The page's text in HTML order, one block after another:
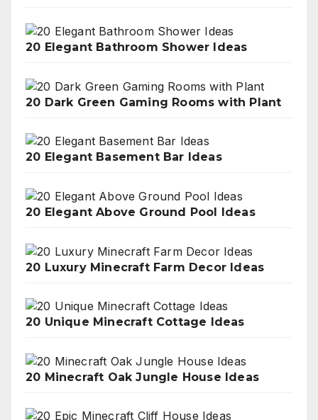
20 Elegant Bathroom Shower Ideas
20 Dark Green Gaming Rooms with Plant
20 Elegant Basement Bar Ideas
20 Elegant Above Ground Pool Ideas
20 Luxury Minecraft Farm Decor Ideas
20 Unique Minecraft Cottage Ideas
20 Minecraft Oak Jungle House Ideas